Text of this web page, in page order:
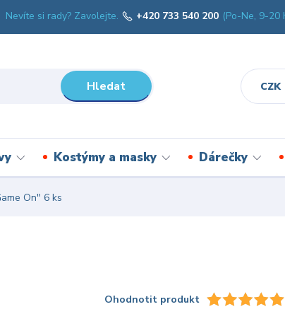
CZK
Hledat
Nevíte si rady? Zavolejte. +420 733 540 200 (Po-Ne, 9-20
Kostýmy a masky Dárečky
On" 6 ks
Ohodnotit produkt